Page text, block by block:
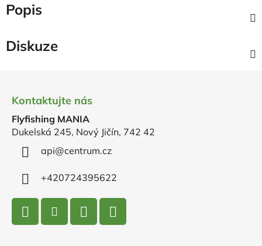
Popis
Diskuze
Kontaktujte nás
Flyfishing MANIA
Dukelská 245, Nový Jičín, 742 42
api@centrum.cz
+420724395622